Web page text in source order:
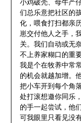
小鸡破壳、母牛产
们总乐意把社区的
化，喂食打扫都亲
崽交付他人之手，
关。我们自动或无
不上养家糊口的重
我是个在牧养中常
的机会就越加增。
把小车开到每个角
处打滚想邀你同乐
的手一起尝试，他
可我眼里只看见没